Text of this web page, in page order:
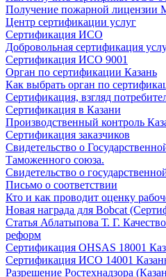
Получение пожарной лицензии
Центр сертификации услуг
Сертификация ИСО
Добровольная сертификация
Сертификация ИСО 9001
Орган по сертификации Казань
Как выбрать орган по
Сертификация, взгляд
Сертификация в Казани
Производственный контроль
Сертификация заказчиков
Свидетельство о
Таможенного союза.
Свидетельство о
Письмо о соответствии
Кто и как проводит оценку
Новая награда для Bobcat
Статья Аблатыпова Т. Г.
реформ
Сертификация OHSAS 18001
Сертификация ИСО 14001
Разрешение Ростехнадзора